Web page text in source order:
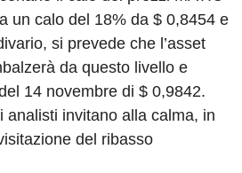
un calo del 18% da $ 0,8454 e
si prevede che l’asset
da questo livello e
14 novembre di $ 0,9842.
analisti invitano alla calma, in
del ribasso